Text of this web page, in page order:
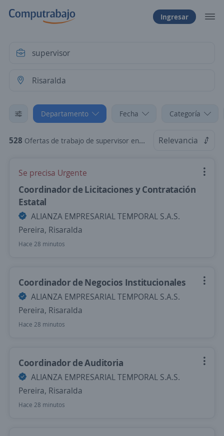
Ingresar
Departamento Fecha Categoría
528 Ofertas de trabajo de supervisor en Risaralda Relevancia
Se precisa Urgente
Coordinador de Licitaciones y Contratación
Estatal
ALIANZA EMPRESARIAL TEMPORAL S.A.S.
Pereira, Risaralda
Hace 28 minutos
Coordinador de Negocios Institucionales
ALIANZA EMPRESARIAL TEMPORAL S.A.S.
Pereira, Risaralda
Hace 28 minutos
Coordinador de Auditoria
ALIANZA EMPRESARIAL TEMPORAL S.A.S.
Pereira, Risaralda
Hace 28 minutos